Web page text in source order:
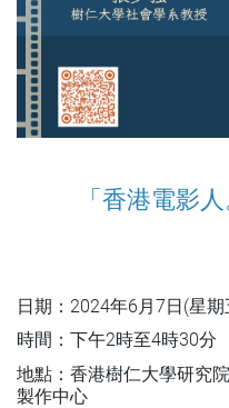
「香港電影
日期：2024年6月7日(星期
時間：下午2時至4時30分
地點：香港樹仁大學研究
製作中心